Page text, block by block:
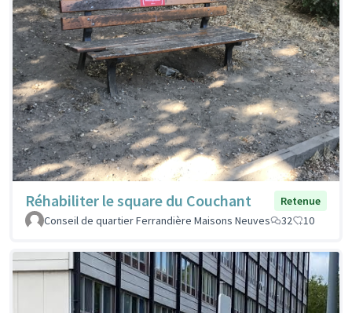
Réhabiliter le square du Couchant
Retenue
Conseil de quartier Ferrandière Maisons Neuves
32 10